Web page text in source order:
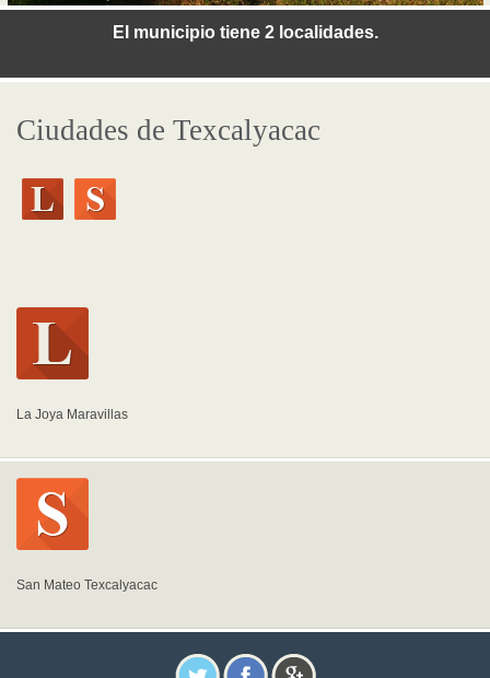
El municipio tiene 2 localidades.
Ciudades de Texcalyacac
La Joya Maravillas
San Mateo Texcalyacac